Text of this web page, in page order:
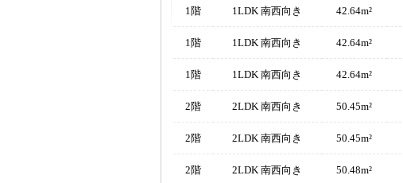
1階 1LDK 南西向き 42.64m²
1階 1LDK 南西向き 42.64m²
1階 1LDK 南西向き 42.64m²
2階 2LDK 南西向き 50.45m²
2階 2LDK 南西向き 50.45m²
2階 2LDK 南西向き 50.48m²